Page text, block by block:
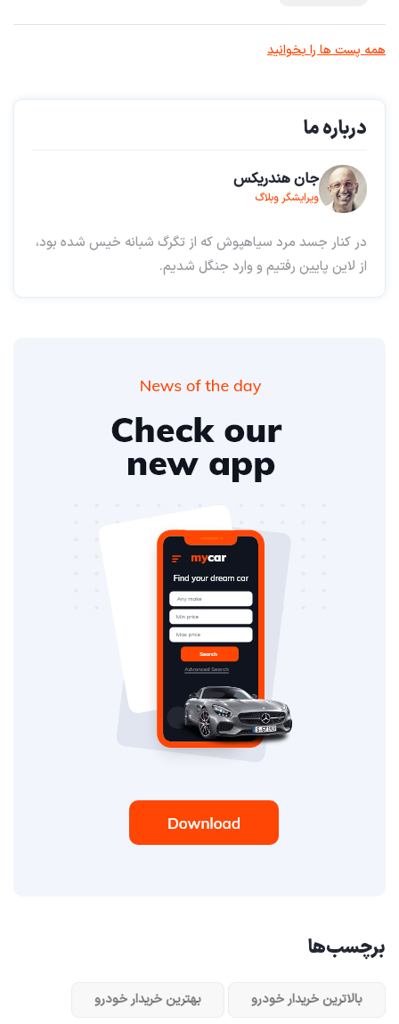
همه پست ها را بخوانید
درباره ما
جان هندریکس
ویرایشگر وبلاگ
در کنار جسد مرد سیاهپوش که از تگرگ شبانه خیس شده بود،
از لاین پایین رفتیم و وارد جنگل شدیم.
برچسب‌ها
بالاترین خریدار خودرو بهترین خریدار خودرو